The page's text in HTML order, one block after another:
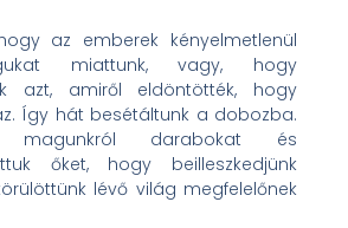
az emberek kényelmetlenül
miattunk, vagy, hogy
azt, amiről eldöntötték, hogy
Így hát besétáltunk a dobozba.
magunkról darabokat és
őket, hogy beilleszkedjünk
lévő világ megfelelőnek